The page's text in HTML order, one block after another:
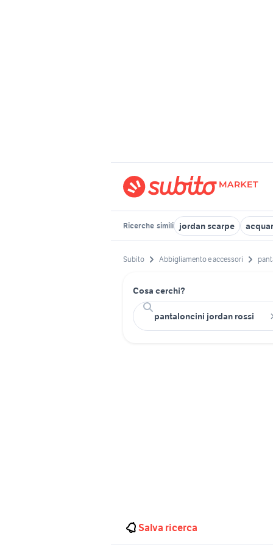
Ricerche simili jordan scarpe
Subito Abbigliamento e accessori
Cosa cerchi?
Salva ricerca